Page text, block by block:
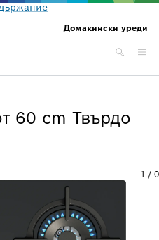
Домакински уреди
60 cm Твърдо
1 / 0